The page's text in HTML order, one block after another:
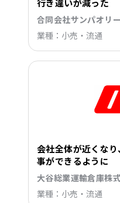
行き違いが減った
合同会社サンパオリ
業種：小売・流通
会社全体が近くな
事ができるように
大谷総業運輸倉庫株
業種：小売・流通